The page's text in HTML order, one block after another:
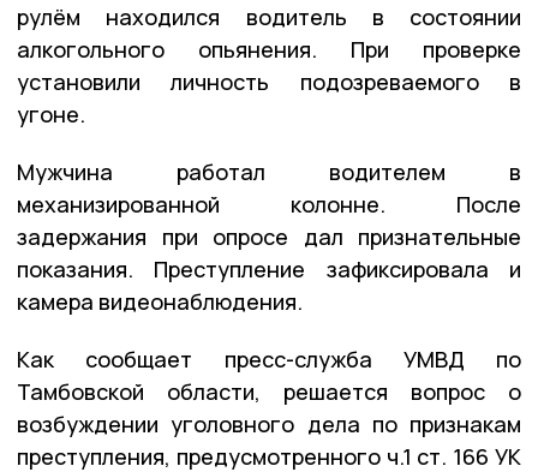
рулём находился водитель в состоянии
алкогольного опьянения. При проверке
установили личность подозреваемого в
угоне.
Мужчина работал водителем в
механизированной колонне. После
задержания при опросе дал признательные
показания. Преступление зафиксировала и
камера видеонаблюдения.
Как сообщает пресс-служба УМВД по
Тамбовской области, решается вопрос о
возбуждении уголовного дела по признакам
преступления, предусмотренного ч.1 ст. 166 УК